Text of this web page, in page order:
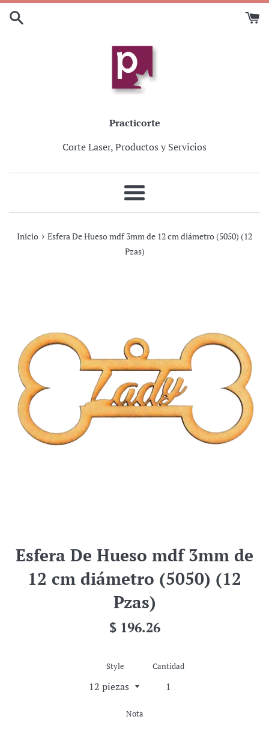
Ir
directamente
Practicorte
Corte Laser, Productos y Servicios
Más
Inicio › Esfera De Hueso mdf 3mm de 12 cm diámetro (5050) (12
Pzas)
Esfera De Hueso mdf 3mm de
12 cm diámetro (5050) (12
Pzas)
Precio
$ 196.26
Style Cantidad
Nota